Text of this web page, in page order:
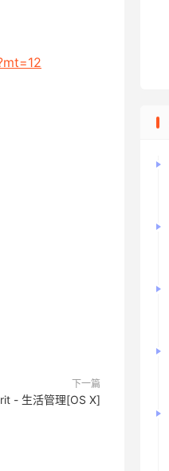
下一篇
- 生活管理[OS X]